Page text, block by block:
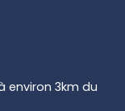
environ 3km du